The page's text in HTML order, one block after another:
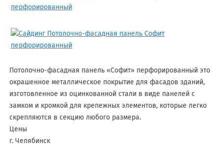
Потолочно-фасадная панель «Софит» перфорированный это
окрашенное металлическое покрытие для фасадов зданий,
изготовленное из оцинкованной стали в виде панелей с
замком и кромкой для крепежных элементов, которые легко
скрепляются в секцию любого размера.
Цены
г. Челябинск